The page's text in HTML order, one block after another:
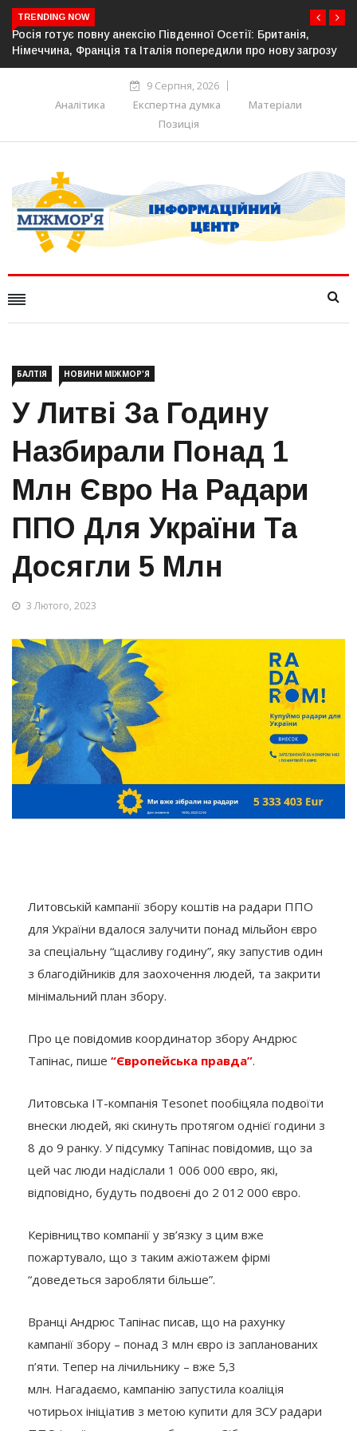
TRENDING NOW
Британія,
нову загрозу
Естонія посилює кордон із Росією:
прикордонної інфраструктури
9 Серпня, 2026
Аналітика
Експертна думка
Матеріали
Позиція
БАЛТІЯ НОВИНИ МІЖМОР'Я
У Литві За Годину
Назбирали Понад 1
Млн Євро На Радари
ППО Для України Та
Досягли 5 Млн
3 Лютого, 2023
Литовській кампанії збору коштів на радари ППО
для України вдалося залучити понад мільйон євро
за спеціальну “щасливу годину”, яку запустив один
з благодійників для заохочення людей, та закрити
мінімальний план збору.
Про це повідомив координатор збору Андрюс
Тапінас, пише “Європейська правда”.
Литовська ІТ-компанія Tesonet пообіцяла подвоїти
внески людей, які скинуть протягом однієї години з
8 до 9 ранку. У підсумку Тапінас повідомив, що за
цей час люди надіслали 1 006 000 євро, які,
відповідно, будуть подвоєні до 2 012 000 євро.
Керівництво компанії у зв’язку з цим вже
пожартувало, що з таким ажіотажем фірмі
“доведеться заробляти більше”.
Вранці Андрюс Тапінас писав, що на рахунку
кампанії збору – понад 3 млн євро із запланованих
п’яти. Тепер на лічильнику – вже 5,3
млн. Нагадаємо, кампанію запустила коаліція
чотирьох ініціатив з метою купити для ЗСУ радари